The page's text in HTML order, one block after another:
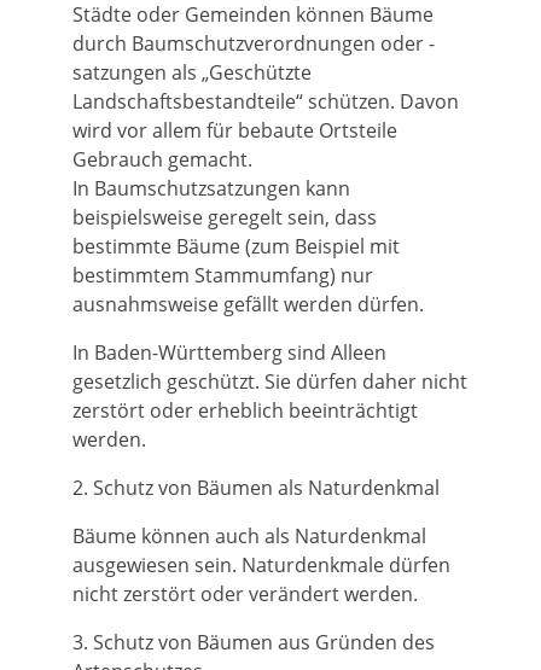
Städte oder Gemeinden können Bäume
durch Baumschutzverordnungen oder -
satzungen als „Geschützte
Landschaftsbestandteile“ schützen. Davon
wird vor allem für bebaute Ortsteile
Gebrauch gemacht.
In Baumschutzsatzungen kann
beispielsweise geregelt sein, dass
bestimmte Bäume(zum Beispiel mit
bestimmtem Stammumfang) nur
ausnahmsweise gefällt werden dürfen.
In Baden-Württemberg sind Alleen
gesetzlich geschützt. Sie dürfen daher nicht
zerstört oder erheblich beeinträchtigt
werden.
2. Schutz von Bäumen als Naturdenkmal
Bäume können auch als Naturdenkmal
ausgewiesen sein. Naturdenkmale dürfen
nicht zerstört oder verändert werden.
3. Schutz von Bäumen aus Gründen des